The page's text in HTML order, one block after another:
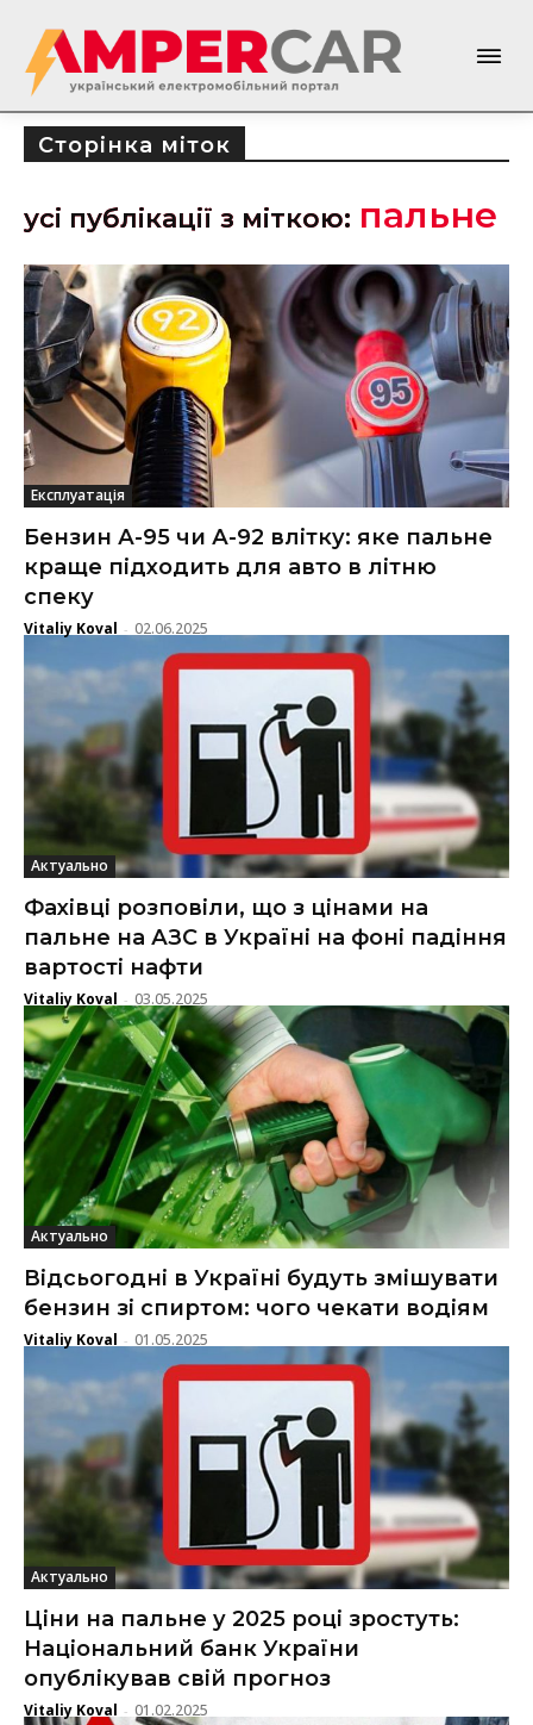
Сторінка міток
усі публікації з міткою: пальне
Експлуатація
Бензин А-95 чи А-92 влітку: яке пальне
краще підходить для авто в літню
спеку
Vitaliy Koval - 02.06.2025
Актуально
Фахівці розповіли, що з цінами на
пальне на АЗС в Україні на фоні падіння
вартості нафти
Vitaliy Koval - 03.05.2025
Актуально
Відсьогодні в Україні будуть змішувати
бензин зі спиртом: чого чекати водіям
Vitaliy Koval - 01.05.2025
Актуально
Ціни на пальне у 2025 році зростуть:
Національний банк України
опублікував свій прогноз
Vitaliy Koval - 01.02.2025